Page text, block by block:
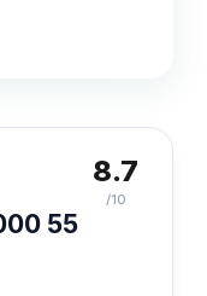
55
8.7
/10